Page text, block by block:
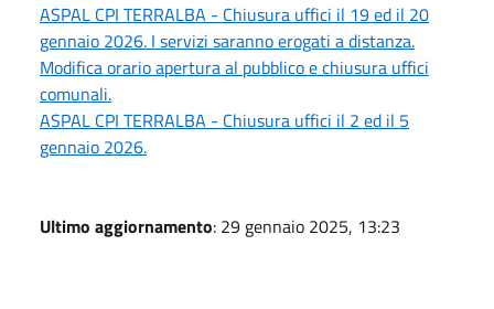
ASPAL CPI TERRALBA - Chiusura uffici il 19 ed il 20
gennaio 2026. I servizi saranno erogati a distanza.
Modifica orario apertura al pubblico e chiusura uffici
comunali.
ASPAL CPI TERRALBA - Chiusura uffici il 2 ed il 5
gennaio 2026.
Ultimo aggiornamento: 29 gennaio 2025, 13:23